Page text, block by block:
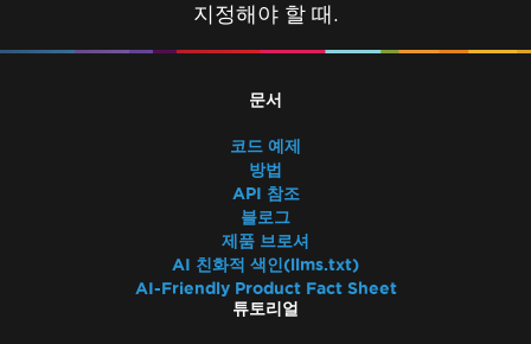
지정해야 할 때.
문서
코드 예제
방법
API 참조
블로그
제품 브로셔
AI 친화적 색인(llms.txt)
AI-Friendly Product Fact Sheet
튜토리얼